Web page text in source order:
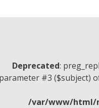
Deprecated:
parameter #3 ($subject)
/var/www/html/